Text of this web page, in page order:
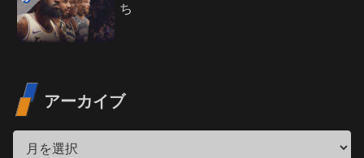
ち
アーカイブ